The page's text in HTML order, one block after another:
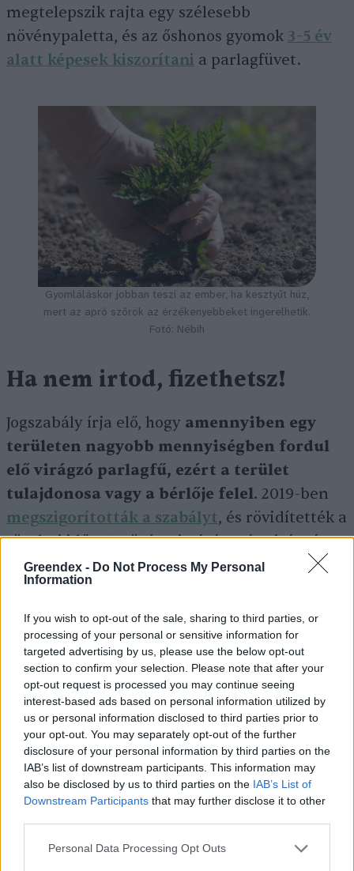
Greendex - Do Not Process My Personal
Information
If you wish to opt-out of the sale, sharing to third parties, or
processing of your personal or sensitive information for
targeted advertising by us, please use the below opt-out
section to confirm your selection. Please note that after your
opt-out request is processed you may continue seeing
interest-based ads based on personal information utilized by
us or personal information disclosed to third parties prior to
your opt-out. You may separately opt-out of the further
disclosure of your personal information by third parties on the
IAB’s list of downstream participants. This information may
also be disclosed by us to third parties on the IAB’s List of
Downstream Participants that may further disclose it to other
Personal Data Processing Opt Outs
megtelepszik rajta egy szélesebb
növénypaletta, és az őshonos gyomok 3–5 év
alatt képesek kiszorítani a parlagfüvet.
Gyomláláskor jobban teszi az ember, ha kesztyűt húz,
mert az apró szőrök az érzékenyebbeket ingerelhetik.
Fotó: Nébih
Ha nem irtod, fizethetsz!
Jogszabály írja elő, hogy amennyiben egy
területen nagyobb mennyiségben fordul
elő virágzó parlagfű, ezért a terület
tulajdonosa vagy a bérlője felel. 2019-ben
megszigorították a szabályt, és rövidítették a
türelmi időt. A növény irtását már virágzása
előtt érdemes megkezdeni. Otthon, a kertben
hatékony megoldás a gyomlálás és a kapálás.
Ha a kapa élével a gyökérnél sújtunk le, a
növény nem hajt ki többet. Nagyobb
területeken a kaszálás az egyedüli lehetőség.
Itt viszont számítani kell arra, hogy
viszonylag gyorsan és több hajtással nő vissza
a növény, ezért az időjárástól függően évente
2–4 alkalommal is el kell végezni a munkát.